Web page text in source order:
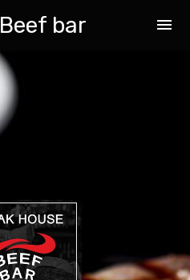
menu Beef bar נתניה